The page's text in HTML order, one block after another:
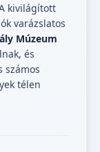
kivilágított
varázslatos
Múzeum
és
számos
télen